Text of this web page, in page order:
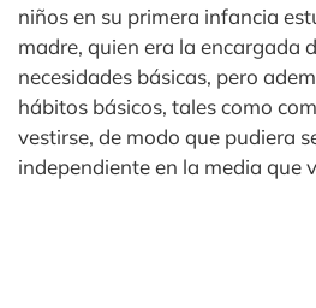
niños en su primera infancia
madre, quien era la encargada
necesidades básicas, pero
hábitos básicos, tales como
vestirse, de modo que pudiera
independiente en la media que